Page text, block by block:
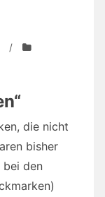
/
die nicht
bisher
bei den